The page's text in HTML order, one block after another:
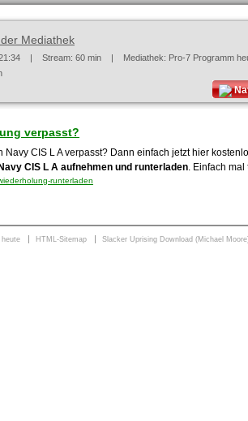
Mediathek
| Stream: 60 min | Mediathek: Pro-7 Programm
verpasst?
Navy CIS L A verpasst? Dann einfach jetzt hier
CIS L A aufnehmen und runterladen. Einfach mal
runterladen
heute HTML-Sitemap Slacker Uprising Download (Michael